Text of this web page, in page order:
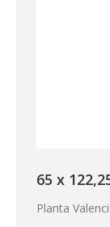
65 x
Planta